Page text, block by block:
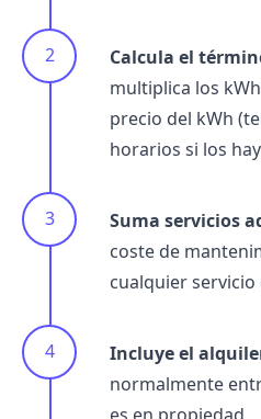
Calcula el
multiplica los
precio del kWh
horarios si los
Suma servicios
coste de
cualquier
Incluye el
normalmente
es en propiedad.